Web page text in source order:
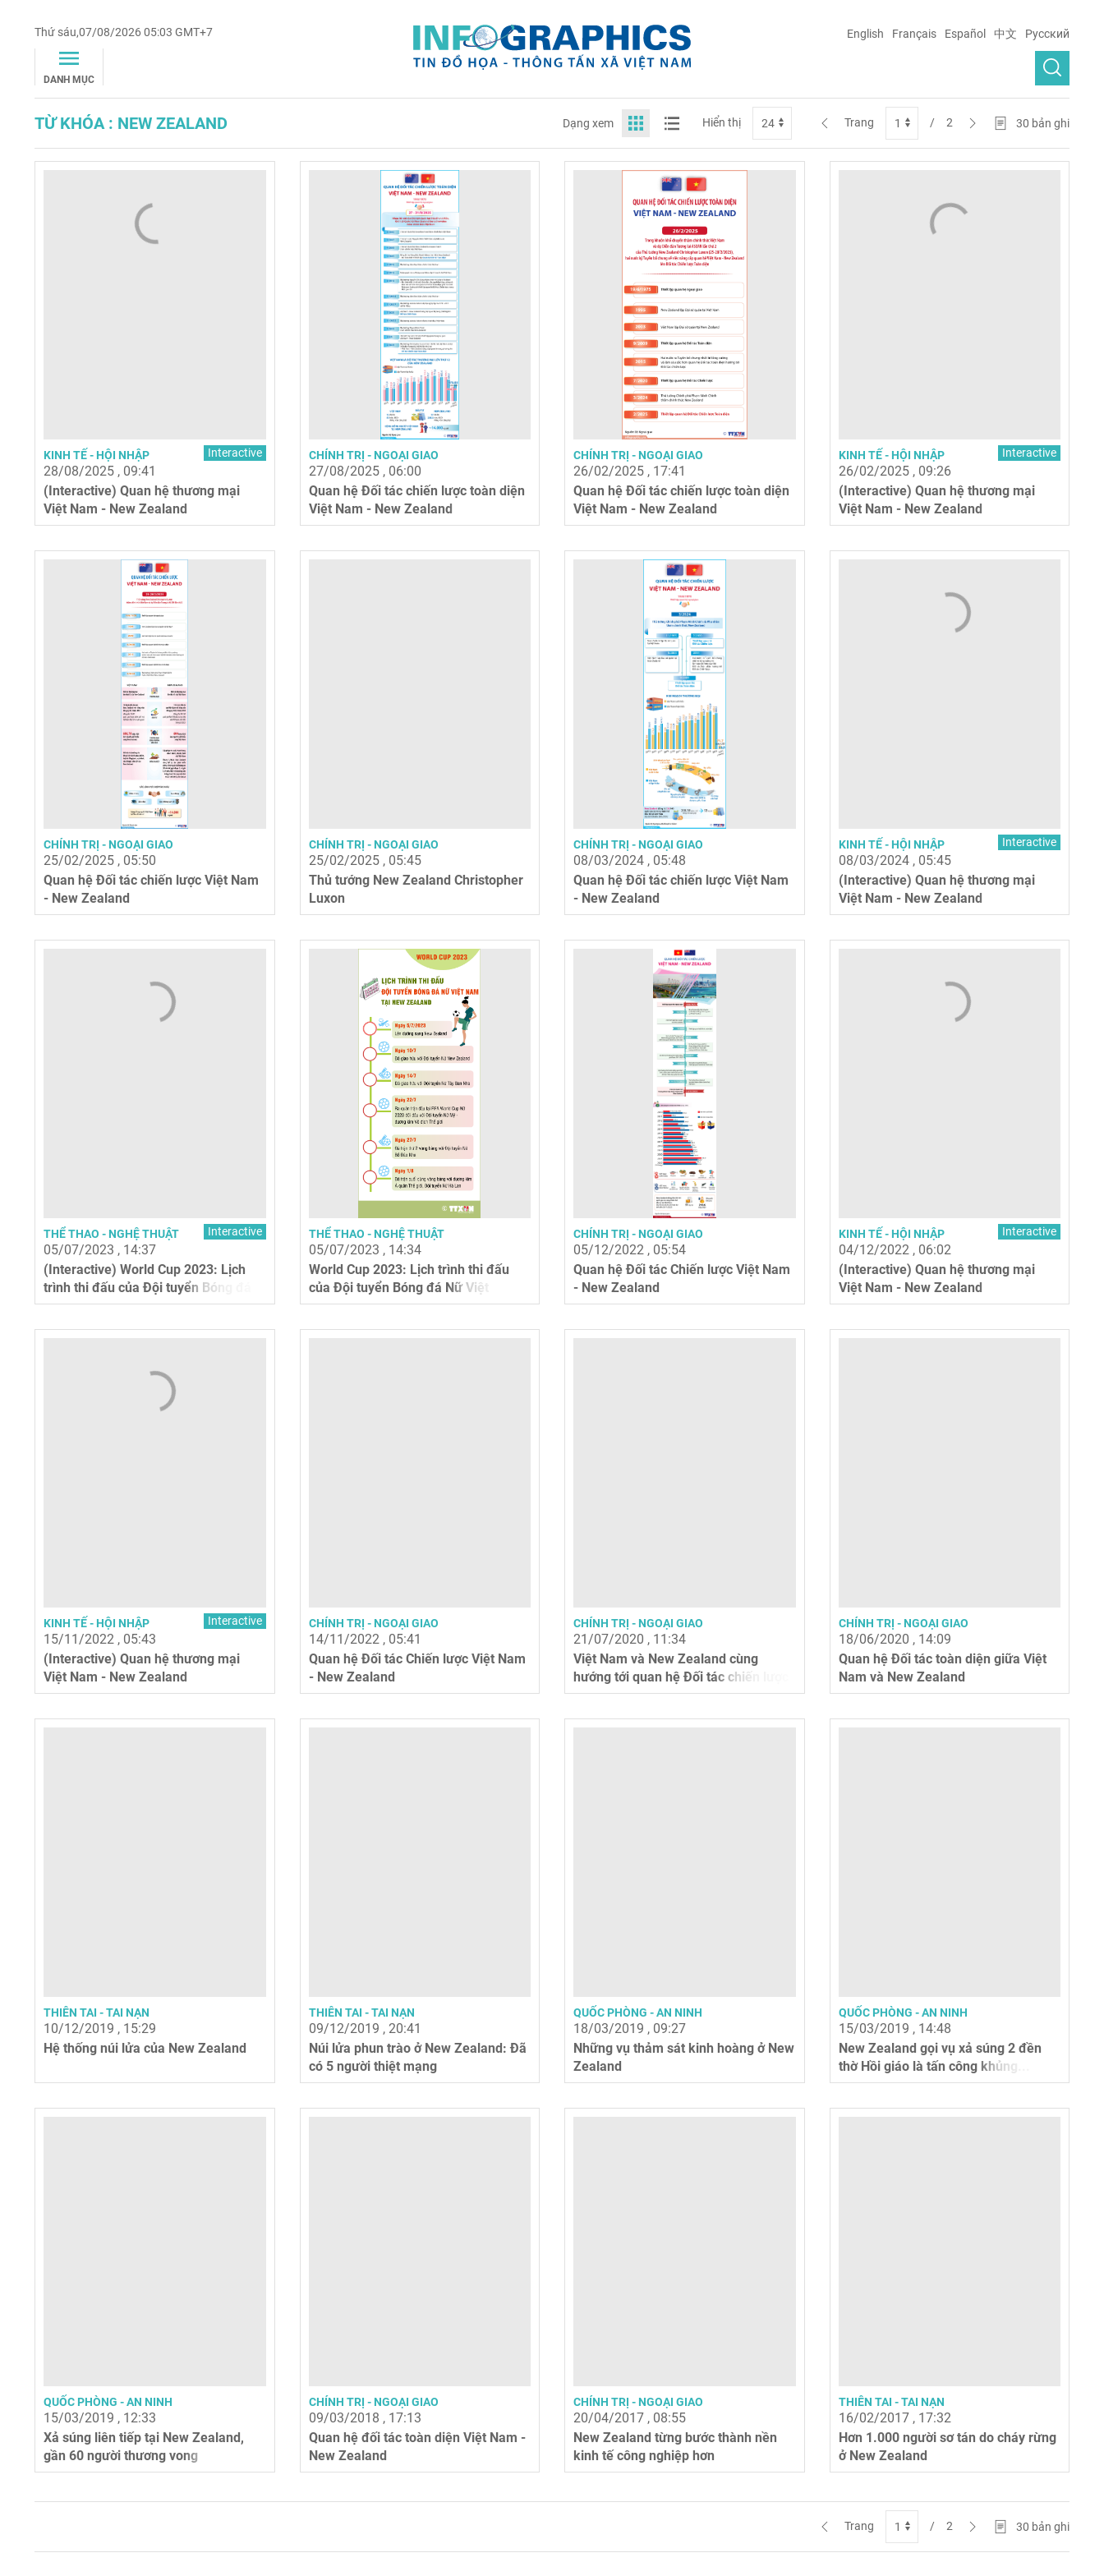
Thứ sáu,07/08/2026 05:03 GMT+7
DANH MỤC
English Français Español 中文 Русский
TỪ KHÓA : NEW ZEALAND Dạng xem Hiển thị Trang / 2 30 bản ghi
KINH TẾ - HỘI NHẬP Interactive
28/08/2025 , 09:41
(Interactive) Quan hệ thương mại
Việt Nam - New Zealand
CHÍNH TRỊ - NGOẠI GIAO
27/08/2025 , 06:00
Quan hệ Đối tác chiến lược toàn diện
Việt Nam - New Zealand
CHÍNH TRỊ - NGOẠI GIAO
26/02/2025 , 17:41
Quan hệ Đối tác chiến lược toàn diện
Việt Nam - New Zealand
KINH TẾ - HỘI NHẬP Interactive
26/02/2025 , 09:26
(Interactive) Quan hệ thương mại
Việt Nam - New Zealand
CHÍNH TRỊ - NGOẠI GIAO
25/02/2025 , 05:50
Quan hệ Đối tác chiến lược Việt Nam
- New Zealand
CHÍNH TRỊ - NGOẠI GIAO
25/02/2025 , 05:45
Thủ tướng New Zealand Christopher
Luxon
CHÍNH TRỊ - NGOẠI GIAO
08/03/2024 , 05:48
Quan hệ Đối tác chiến lược Việt Nam
- New Zealand
KINH TẾ - HỘI NHẬP Interactive
08/03/2024 , 05:45
(Interactive) Quan hệ thương mại
Việt Nam - New Zealand
THỂ THAO - NGHỆ THUẬT Interactive
05/07/2023 , 14:37
(Interactive) World Cup 2023: Lịch
trình thi đấu của Đội tuyển Bóng đá
Nữ Việt...
THỂ THAO - NGHỆ THUẬT
05/07/2023 , 14:34
World Cup 2023: Lịch trình thi đấu
của Đội tuyển Bóng đá Nữ Việt
Nam...
CHÍNH TRỊ - NGOẠI GIAO
05/12/2022 , 05:54
Quan hệ Đối tác Chiến lược Việt Nam
- New Zealand
KINH TẾ - HỘI NHẬP Interactive
04/12/2022 , 06:02
(Interactive) Quan hệ thương mại
Việt Nam - New Zealand
KINH TẾ - HỘI NHẬP Interactive
15/11/2022 , 05:43
(Interactive) Quan hệ thương mại
Việt Nam - New Zealand
CHÍNH TRỊ - NGOẠI GIAO
14/11/2022 , 05:41
Quan hệ Đối tác Chiến lược Việt Nam
- New Zealand
CHÍNH TRỊ - NGOẠI GIAO
21/07/2020 , 11:34
Việt Nam và New Zealand cùng
hướng tới quan hệ Đối tác chiến lược
CHÍNH TRỊ - NGOẠI GIAO
18/06/2020 , 14:09
Quan hệ Đối tác toàn diện giữa Việt
Nam và New Zealand
THIÊN TAI - TAI NẠN
10/12/2019 , 15:29
Hệ thống núi lửa của New Zealand
THIÊN TAI - TAI NẠN
09/12/2019 , 20:41
Núi lửa phun trào ở New Zealand: Đã
có 5 người thiệt mạng
QUỐC PHÒNG - AN NINH
18/03/2019 , 09:27
Những vụ thảm sát kinh hoàng ở New
Zealand
QUỐC PHÒNG - AN NINH
15/03/2019 , 14:48
New Zealand gọi vụ xả súng 2 đền
thờ Hồi giáo là tấn công khủng...
QUỐC PHÒNG - AN NINH
15/03/2019 , 12:33
Xả súng liên tiếp tại New Zealand,
gần 60 người thương vong
CHÍNH TRỊ - NGOẠI GIAO
09/03/2018 , 17:13
Quan hệ đối tác toàn diện Việt Nam -
New Zealand
CHÍNH TRỊ - NGOẠI GIAO
20/04/2017 , 08:55
New Zealand từng bước thành nền
kinh tế công nghiệp hơn
THIÊN TAI - TAI NẠN
16/02/2017 , 17:32
Hơn 1.000 người sơ tán do cháy rừng
ở New Zealand
Trang / 2 30 bản ghi